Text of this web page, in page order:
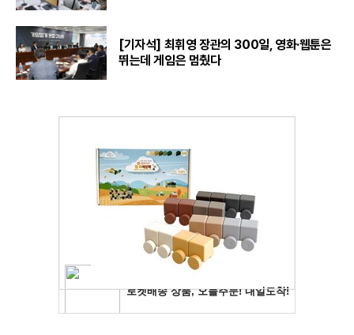
[기자석] 최휘영 장관의 300일, 영화·웹툰은
뛰는데 게임은 멈췄다